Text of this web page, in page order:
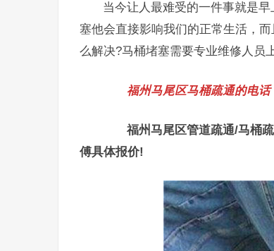
当今让人最难受的一件事就是
塞他会直接影响我们的正常生活，
么解决?马桶堵塞需要专业维修人员
福州马尾区马桶疏通的电话
福州马尾区管道疏通/马桶
傅具体报价!